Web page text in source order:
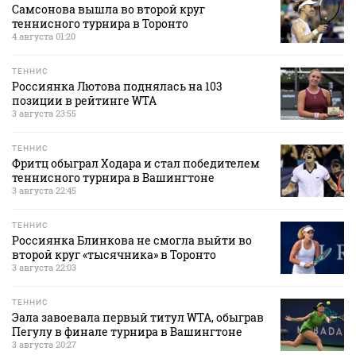
Самсонова вышла во второй круг
теннисного турнира в Торонто
4 августа 01:20
ТЕННИС
Россиянка Лютова поднялась на 103
позиции в рейтинге WTA
3 августа 23:55
ТЕННИС
Фритц обыграл Ходара и стал победителем
теннисного турнира в Вашингтоне
3 августа 22:45
ТЕННИС
Россиянка Блинкова не смогла выйти во
второй круг «тысячника» в Торонто
3 августа 22:03
ТЕННИС
Эала завоевала первый титул WTA, обыграв
Пегулу в финале турнира в Вашингтоне
3 августа 20:27